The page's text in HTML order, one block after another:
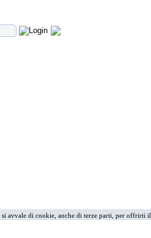
si avvale di cookie, anche di terze parti, per